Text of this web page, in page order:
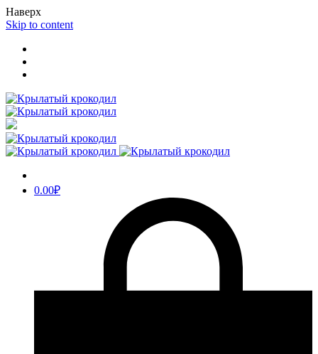
Наверх
Skip to content
0.00₽